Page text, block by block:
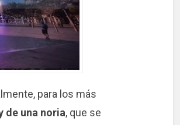
para los más
de una noria, que se